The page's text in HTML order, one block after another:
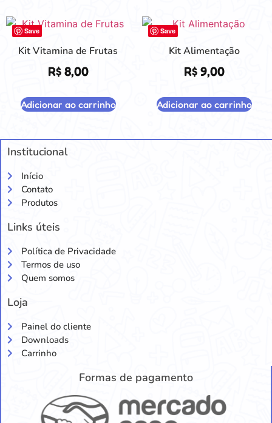
Save
Kit Vitamina de Frutas
R$8,00
Adicionar ao carrinho
Save
Kit Alimentação
R$9,00
Adicionar ao carrinho
Institucional
Início
Contato
Produtos
Links úteis
Política de Privacidade
Termos de uso
Quem somos
Loja
Painel do cliente
Downloads
Carrinho
Formas de pagamento